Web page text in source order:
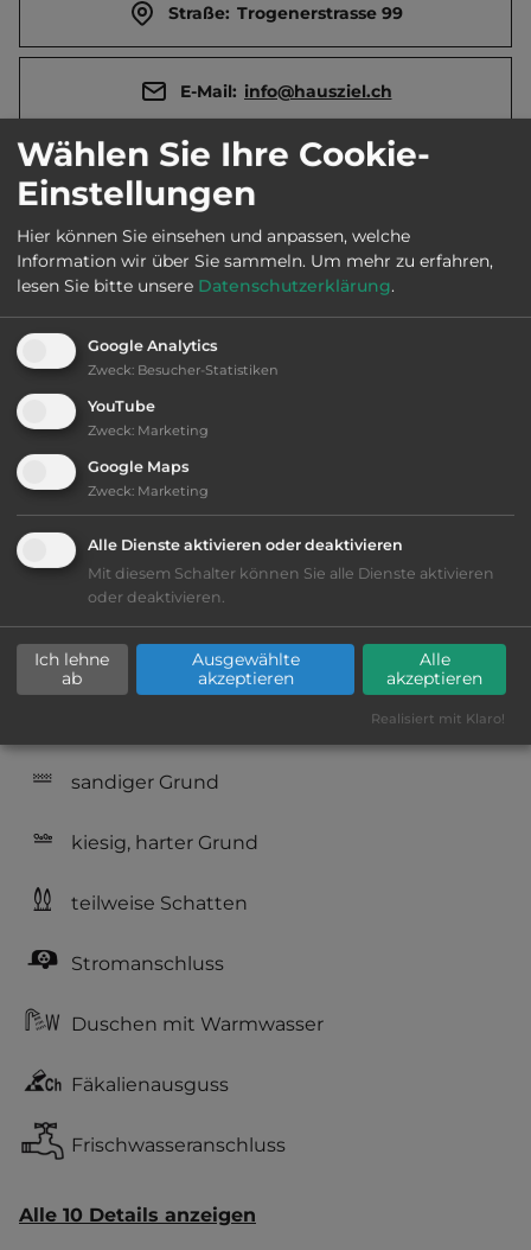
Straße: Trogenerstrasse 99
E-Mail: info@hausziel.ch
Telefon: 0041 79 7516521
Webseite:
www.hausziel.ch/stellplatz-camping/
Öffnungszeiten:
Ausstattung:
bis 15,- Euro
Lage: schön
Geräuschkulisse: überwiegend ruhig
sandiger Grund
kiesig, harter Grund
teilweise Schatten
Stromanschluss
Duschen mit Warmwasser
Fäkalienausguss
Frischwasseranschluss
Alle 10 Details anzeigen
Wählen Sie Ihre Cookie-
Einstellungen
Hier können Sie einsehen und anpassen, welche
Information wir über Sie sammeln. Um mehr zu erfahren,
lesen Sie bitte unsere Datenschutzerklärung.
Google Analytics
Zweck: Besucher-Statistiken
YouTube
Zweck: Marketing
Google Maps
Zweck: Marketing
Alle Dienste aktivieren oder deaktivieren
Mit diesem Schalter können Sie alle Dienste aktivieren
oder deaktivieren.
Ich lehne
ab
Ausgewählte
akzeptieren
Alle
akzeptieren
Realisiert mit Klaro!